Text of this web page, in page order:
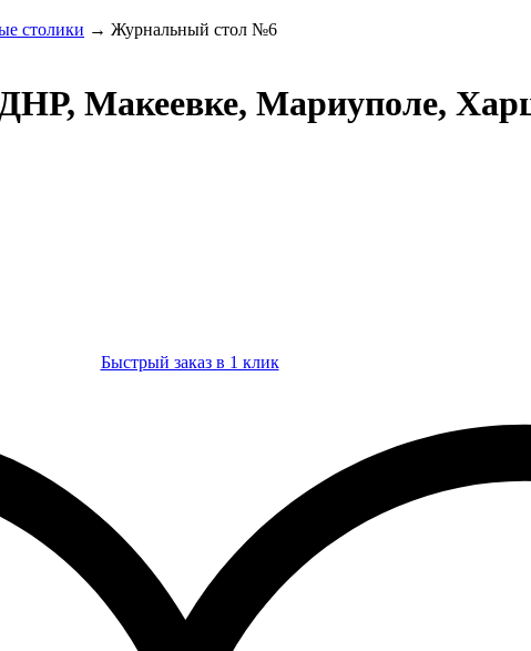
столики → Журнальный стол №6
Макеевке, Мариуполе,
Быстрый заказ в 1 клик